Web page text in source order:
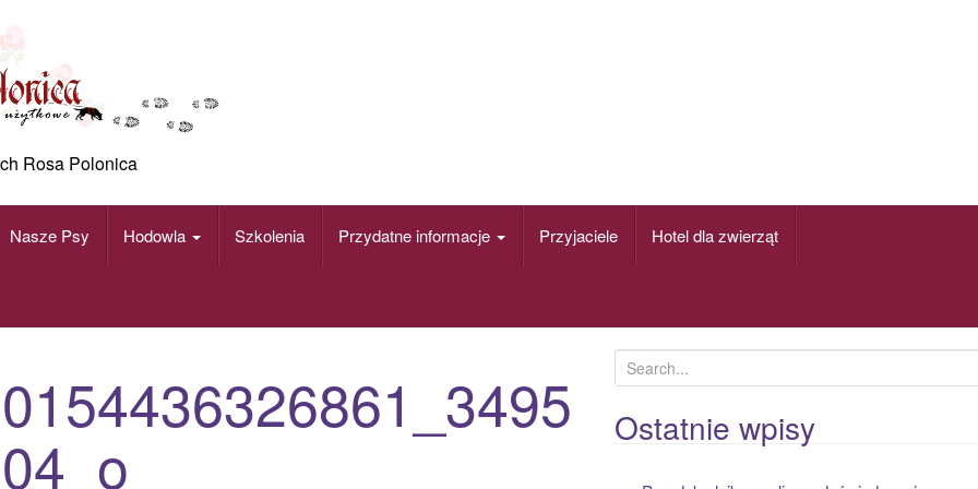
Rosa Polonica
Nasze Psy Hodowla Szkolenia Przydatne informacje Przyjaciele Hotel dla zwierząt
e
a
r
Ostatnie wpisy